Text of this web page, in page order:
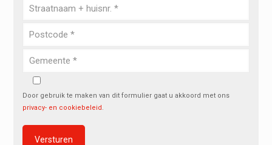
Door gebruik te maken van dit formulier gaat u akkoord met ons
privacy- en cookiebeleid.